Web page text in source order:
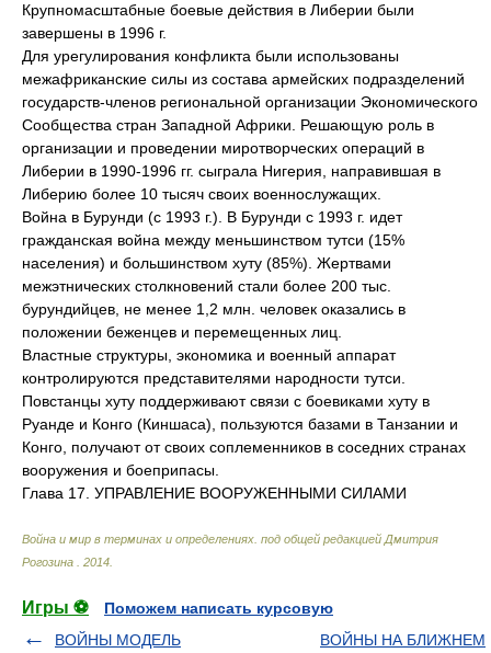
Крупномасштабные боевые действия в Либерии были
завершены в 1996 г.
Для урегулирования конфликта были использованы
межафриканские силы из состава армейских подразделений
государств-членов региональной организации Экономического
Сообщества стран Западной Африки. Решающую роль в
организации и проведении миротворческих операций в
Либерии в 1990-1996 гг. сыграла Нигерия, направившая в
Либерию более 10 тысяч своих военнослужащих.
Война в Бурунди (с 1993 г.). В Бурунди с 1993 г. идет
гражданская война между меньшинством тутси (15%
населения) и большинством хуту (85%). Жертвами
межэтнических столкновений стали более 200 тыс.
бурундийцев, не менее 1,2 млн. человек оказались в
положении беженцев и перемещенных лиц.
Властные структуры, экономика и военный аппарат
контролируются представителями народности тутси.
Повстанцы хуту поддерживают связи с боевиками хуту в
Руанде и Конго (Киншаса), пользуются базами в Танзании и
Конго, получают от своих соплеменников в соседних странах
вооружения и боеприпасы.
Глава 17. УПРАВЛЕНИЕ ВООРУЖЕННЫМИ СИЛАМИ
Война и мир в терминах и определениях под общей редакцией Дмитрия
Рогозина
2014
Игры ⚽
Поможем написать курсовую
ВОЙНЫ МОДЕЛЬ
ВОЙНЫ НА БЛИЖНЕМ